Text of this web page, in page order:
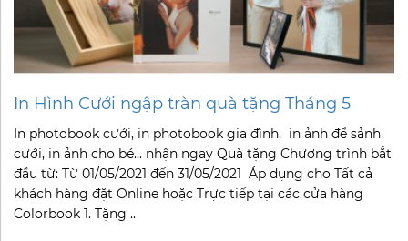
In Hình Cưới ngập tràn quà tặng Tháng 5
In photobook cưới, in photobook gia đình, in ảnh để sảnh
cưới, in ảnh cho bé... nhận ngay Quà tặng Chương trình bắt
đầu từ: Từ 01/05/2021 đến 31/05/2021 Áp dụng cho Tất cả
khách hàng đặt Online hoặc Trực tiếp tại các cửa hàng
Colorbook 1. Tặng ..